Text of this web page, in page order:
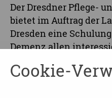
Der Dresdner Pflege-
bietet im Auftrag der
Dresden eine
Demenz allen
Der Grundkurs
Cookie-